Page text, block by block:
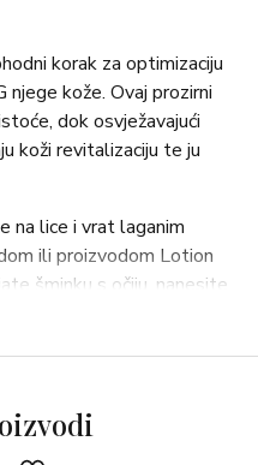
korak za optimizaciju
kože. Ovaj prozirni
dok osvježavajući
koži revitalizaciju te ju
na lice i vrat laganim
ili proizvodom Lotion
šminku s očiju, nanesite